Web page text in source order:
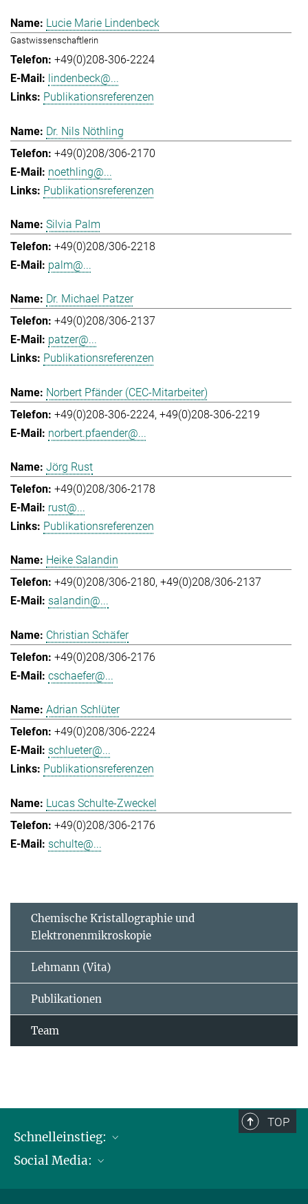
Lucie Marie Lindenbeck
Gastwissenschaftlerin
+49(0)208-306-2224
lindenbeck@...
Publikationsreferenzen
Dr. Nils Nöthling
+49(0)208/306-2170
noethling@...
Publikationsreferenzen
Silvia Palm
+49(0)208/306-2218
palm@...
Dr. Michael Patzer
+49(0)208/306-2137
patzer@...
Publikationsreferenzen
Norbert Pfänder (CEC-Mitarbeiter)
+49(0)208-306-2224 +49(0)208-306-2219
norbert.pfaender@...
Jörg Rust
+49(0)208/306-2178
rust@...
Publikationsreferenzen
Heike Salandin
+49(0)208/306-2180 +49(0)208/306-2137
salandin@...
Christian Schäfer
+49(0)208/306-2176
cschaefer@...
Adrian Schlüter
+49(0)208/306-2224
schlueter@...
Publikationsreferenzen
Lucas Schulte-Zweckel
+49(0)208/306-2176
schulte@...
Chemische Kristallographie und
Elektronenmikroskopie
Lehmann (Vita)
Publikationen
Team
TOP
Schnelleinstieg:
Publikationen
Social Media: